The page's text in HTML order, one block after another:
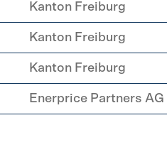
Kanton Freiburg
Kanton Freiburg
Kanton Freiburg
Enerprice Partners AG